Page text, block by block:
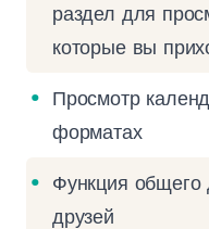
раздел для
которые вы
Просмотр
форматах
Функция общего
друзей